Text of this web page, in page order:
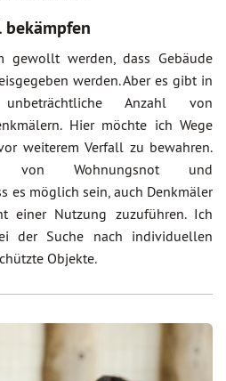
bekämpfen
gewollt werden, dass Gebäude
werden. Aber es gibt in
Anzahl von
Hier möchte ich Wege
weiterem Verfall zu bewahren.
Wohnungsnot und
es möglich sein, auch Denkmäler
einer Nutzung zuzuführen. Ich
der Suche nach individuellen
Objekte.